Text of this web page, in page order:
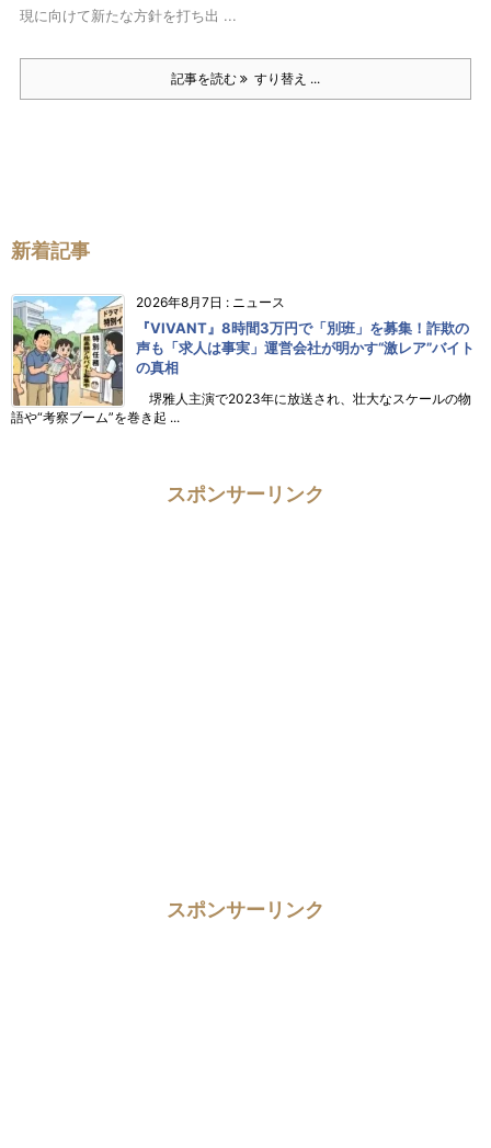
現に向けて新たな方針を打ち出 ...
記事を読む すり替え ...
新着記事
2026年8月7日 : ニュース
『VIVANT』8時間3万円で「別班」を募集！詐欺の
声も「求人は事実」運営会社が明かす“激レア”バイト
の真相
堺雅人主演で2023年に放送され、壮大なスケールの物
語や“考察ブーム”を巻き起 ...
スポンサーリンク
スポンサーリンク